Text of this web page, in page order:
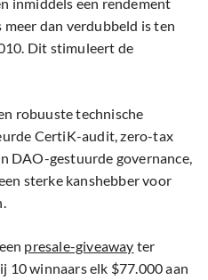
meer dan verdubbeld is ten
Dit stimuleert de
robuuste technische
CertiK-audit, zero-tax
DAO-gestuurde governance,
sterke kanshebber voor
presale-giveaway ter
10 winnaars elk $77.000 aan